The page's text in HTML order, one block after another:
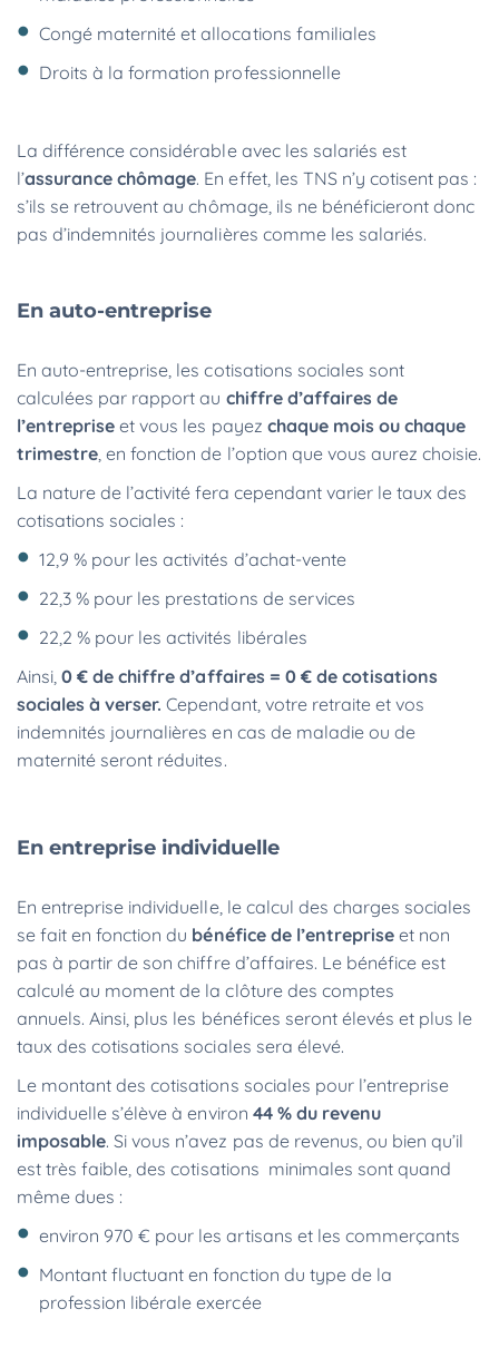
Congé maternité et allocations familiales
Droits à la formation professionnelle
La différence considérable avec les salariés est
l’assurance chômage. En effet, les TNS n’y cotisent pas :
s’ils se retrouvent au chômage, ils ne bénéficieront donc
pas d’indemnités journalières comme les salariés.
En auto-entreprise
En auto-entreprise, les cotisations sociales sont
calculées par rapport au chiffre d’affaires de
l’entrepriseet vous les payez chaque mois ou chaque
trimestre, en fonction de l’option que vous aurez choisie.
La nature de l’activité fera cependant varier le taux des
cotisations sociales :
12,9 % pour les activités d’achat-vente
22,3 % pour les prestations de services
22,2 % pour les activités libérales
Ainsi,0 € de chiffre d’affaires = 0 € de cotisations
sociales à verser. Cependant, votre retraite et vos
indemnités journalières en cas de maladie ou de
maternité seront réduites.
En entreprise individuelle
En entreprise individuelle, le calcul des charges sociales
se fait en fonction du bénéfice de l’entrepriseet non
pas à partir de son chiffre d’affaires. Le bénéfice est
calculé au moment de la clôture des comptes
annuels. Ainsi, plus les bénéfices seront élevés et plus le
taux des cotisations sociales sera élevé.
Le montant des cotisations sociales pour l’entreprise
individuelle s’élève à environ 44 % du revenu
imposable. Si vous n’avez pas de revenus, ou bien qu’il
est très faible, des cotisations minimales sont quand
même dues :
environ 970 € pour les artisans et les commerçants
Montant fluctuant en fonction du type de la
profession libérale exercée